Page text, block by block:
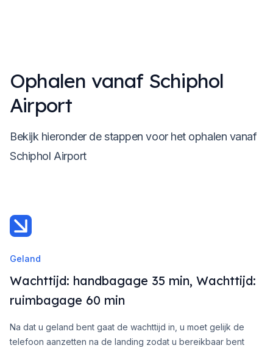
Ophalen vanaf Schiphol
Airport
Bekijk hieronder de stappen voor het ophalen vanaf
Schiphol Airport
Geland
Wachttijd: handbagage 35 min, Wachttijd:
ruimbagage 60 min
Na dat u geland bent gaat de wachttijd in, u moet gelijk de
telefoon aanzetten na de landing zodat u bereikbaar bent